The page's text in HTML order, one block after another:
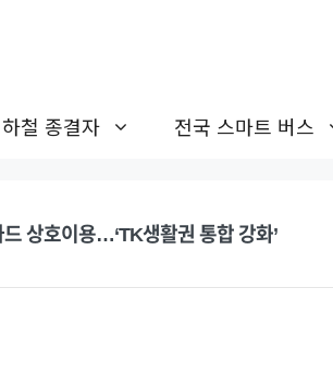
철 종결자 전국 스마트 버스
상호이용…‘TK생활권 통합 강화’